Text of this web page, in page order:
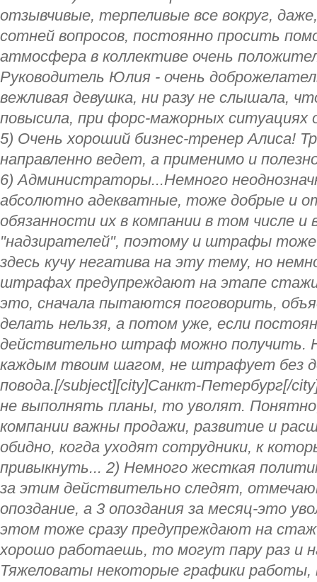
отзывчивые, терпеливые все вокруг,
сотней вопросов, постоянно просить
атмосфера в коллективе очень
Руководитель Юлия - очень
вежливая девушка, ни разу не слышала,
повысила, при форс-мажорных ситуациях
5) Очень хороший бизнес-тренер Алиса!
направленно ведет, а применимо и
6) Администраторы...Немного
абсолютно адекватные, тоже добрые и
обязанности их в компании в том числе и
"надзирателей", поэтому и штрафы
здесь кучу негатива на эту тему, но
штрафах предупреждают на этапе
это, сначала пытаются поговорить,
делать нельзя, а потом уже, если
действительно штраф можно получить.
каждым твоим шагом, не штрафует без
повода.[/subject][city]Санкт-Петербург[/
не выполнять планы, то уволят.
компании важны продажи, развитие и
обидно, когда уходят сотрудники, к
привыкнуть... 2) Немного жесткая
за этим действительно следят,
опоздание, а 3 опоздания за месяц-это
этом тоже сразу предупреждают на
хорошо работаешь, то могут пару раз и
Тяжеловаты некоторые графики работы,